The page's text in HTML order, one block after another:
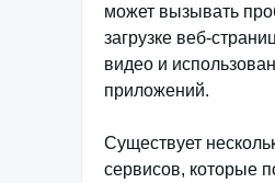
может вызывать
загрузке веб-
видео и
приложений.
Существует
сервисов, которые